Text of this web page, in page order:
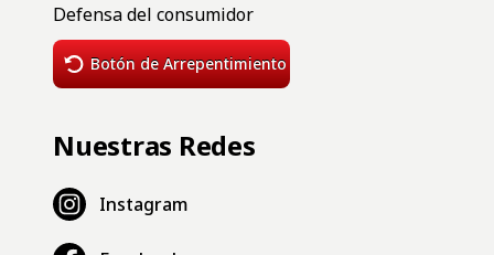
Defensa del consumidor
Botón de Arrepentimiento
Nuestras Redes
Instagram